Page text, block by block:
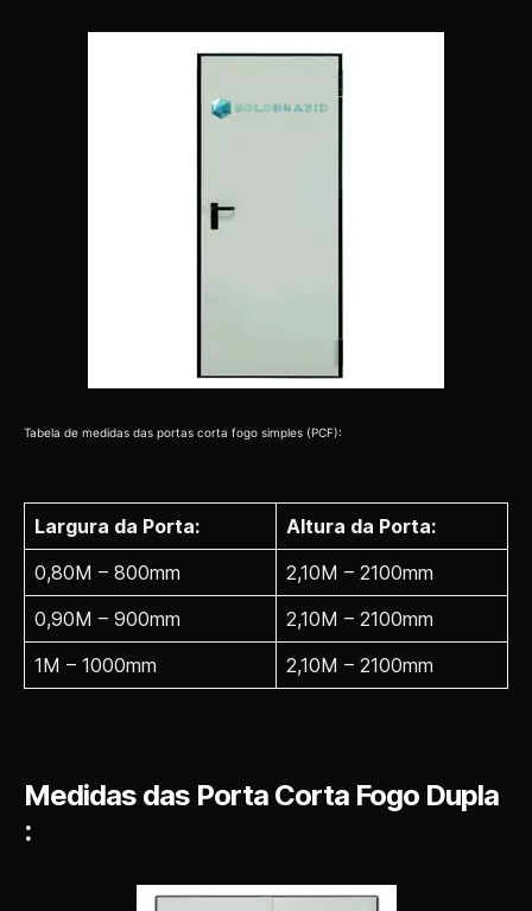
Tabela de medidas das portas corta fogo simples (PCF):
Largura da Porta:
Altura da Porta:
0,80M – 800mm
2,10M – 2100mm
0,90M – 900mm
2,10M – 2100mm
1M – 1000mm
2,10M – 2100mm
Medidas das Porta Corta Fogo Dupla
: